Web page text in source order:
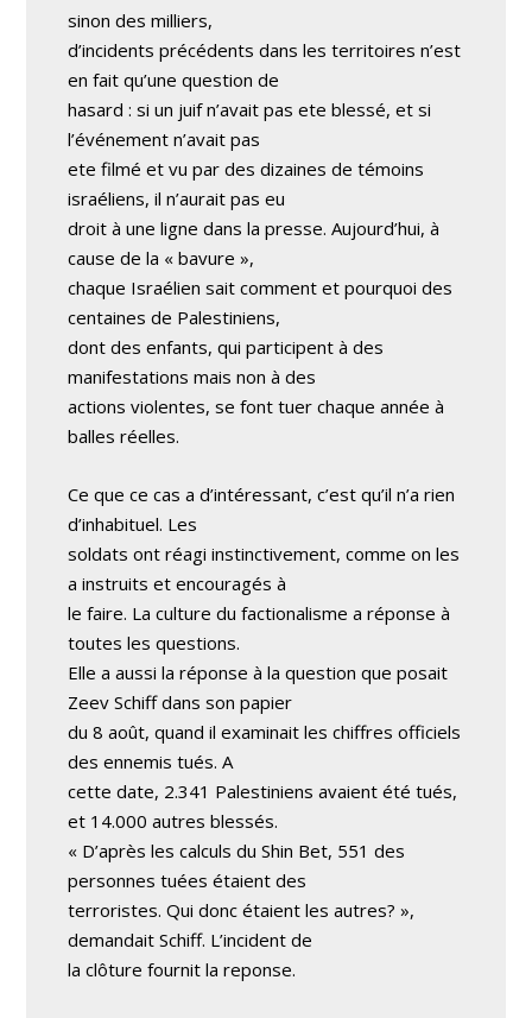
sinon des milliers,
d’incidents précédents dans les territoires n’est
en fait qu’une question de
hasard : si un juif n’avait pas ete blessé, et si
l’événement n’avait pas
ete filmé et vu par des dizaines de témoins
israéliens, il n’aurait pas eu
droit à une ligne dans la presse. Aujourd’hui, à
cause de la « bavure »,
chaque Israélien sait comment et pourquoi des
centaines de Palestiniens,
dont des enfants, qui participent à des
manifestations mais non à des
actions violentes, se font tuer chaque année à
balles réelles.
Ce que ce cas a d’intéressant, c’est qu’il n’a rien
d’inhabituel. Les
soldats ont réagi instinctivement, comme on les
a instruits et encouragés à
le faire. La culture du factionalisme a réponse à
toutes les questions.
Elle a aussi la réponse à la question que posait
Zeev Schiff dans son papier
du 8 août, quand il examinait les chiffres officiels
des ennemis tués. A
cette date, 2.341 Palestiniens avaient été tués,
et 14.000 autres blessés.
« D’après les calculs du Shin Bet, 551 des
personnes tuées étaient des
terroristes. Qui donc étaient les autres? »,
demandait Schiff. L’incident de
la clôture fournit la reponse.